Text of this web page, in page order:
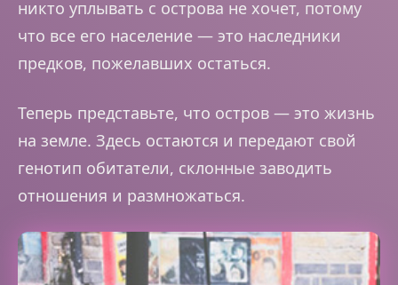
никто уплывать с острова не хочет, потому
что все его население — это наследники
предков, пожелавших остаться.
Теперь представьте, что остров — это жизнь
на земле. Здесь остаются и передают свой
генотип обитатели, склонные заводить
отношения и размножаться.